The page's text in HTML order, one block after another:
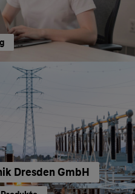
Dresden GmbH